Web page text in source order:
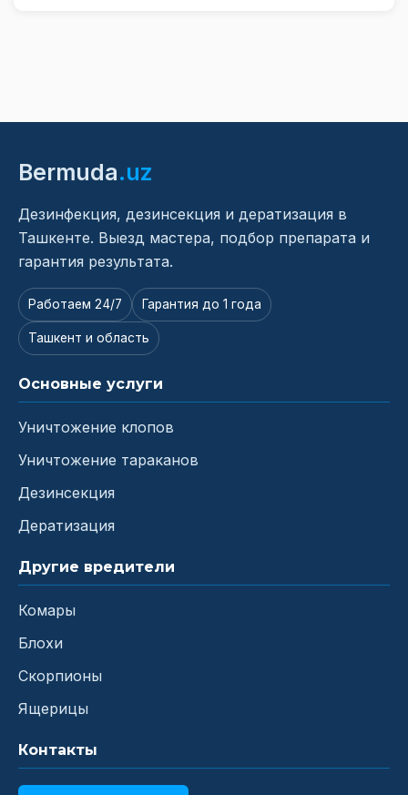
Bermuda.uz
Дезинфекция, дезинсекция и дератизация в
Ташкенте. Выезд мастера, подбор препарата и
гарантия результата.
Работаем 24/7 Гарантия до 1 года
Ташкент и область
Основные услуги
Уничтожение клопов
Уничтожение тараканов
Дезинсекция
Дератизация
Другие вредители
Комары
Блохи
Скорпионы
Ящерицы
Контакты